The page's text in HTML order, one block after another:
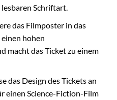
Schriftart.
das Filmposter in das
hohen
macht das Ticket zu einem
das Design des Tickets an
einen Science-Fiction-Film